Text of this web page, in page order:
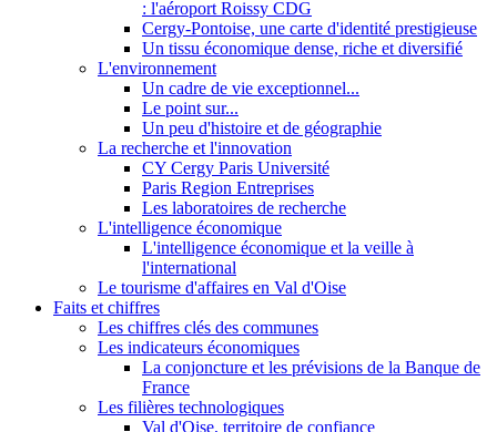
: l'aéroport Roissy CDG
Cergy-Pontoise, une carte d'identité prestigieuse
Un tissu économique dense, riche et diversifié
L'environnement
Un cadre de vie exceptionnel...
Le point sur...
Un peu d'histoire et de géographie
La recherche et l'innovation
CY Cergy Paris Université
Paris Region Entreprises
Les laboratoires de recherche
L'intelligence économique
L'intelligence économique et la veille à
l'international
Le tourisme d'affaires en Val d'Oise
Faits et chiffres
Les chiffres clés des communes
Les indicateurs économiques
La conjoncture et les prévisions de la Banque de
France
Les filières technologiques
Val d'Oise, territoire de confiance